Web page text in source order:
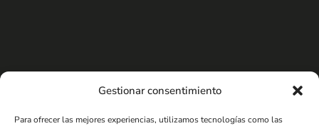
Gestionar consentimiento
Para ofrecer las mejores experiencias, utilizamos tecnologías como las